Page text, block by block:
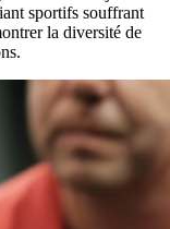
sportifs souffrant
la diversité de